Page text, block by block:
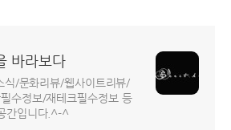
바라보다
식/문화리뷰/웹사이트리뷰/
수정보/재테크필수정보 등
간입니다.^-^